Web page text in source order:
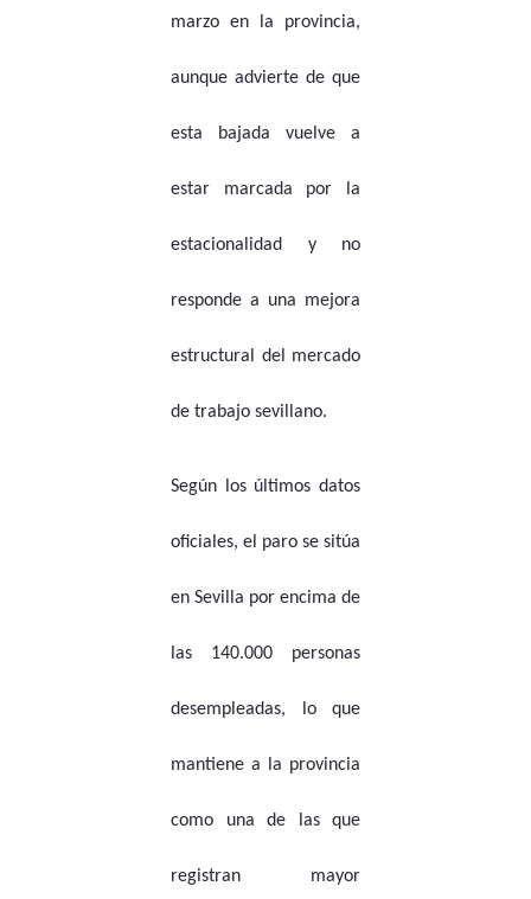
marzo en la provincia,
aunque advierte de que
esta bajada vuelve a
estar marcada por la
estacionalidad y no
responde a una mejora
estructural del mercado
de trabajo sevillano.
Según los últimos datos
oficiales, el paro se sitúa
en Sevilla por encima de
las 140.000 personas
desempleadas, lo que
mantiene a la provincia
como una de las que
registran mayor